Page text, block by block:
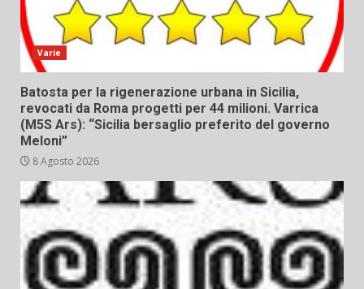
Varie
Batosta per la rigenerazione urbana in Sicilia,
revocati da Roma progetti per 44 milioni. Varrica
(M5S Ars): “Sicilia bersaglio preferito del governo
Meloni”
8 Agosto 2026